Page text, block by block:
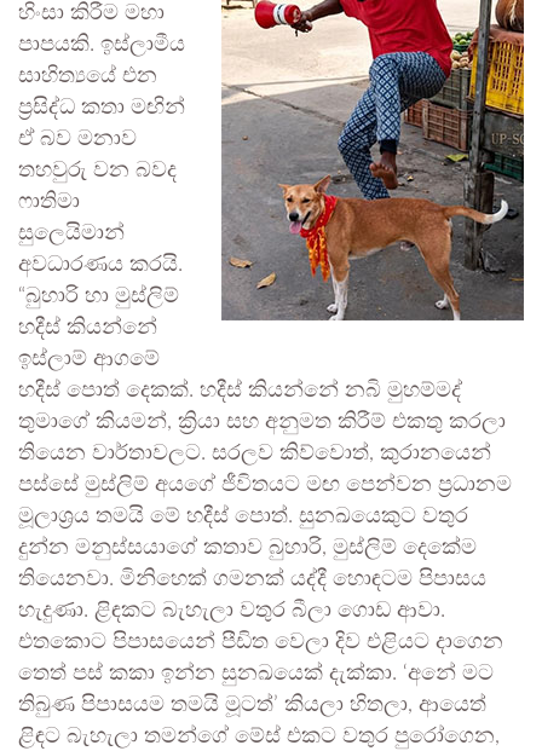
හිංසා කිරීම මහා
පාපයකි. ඉස්ලාමීය
සාහිත්‍යයේ එන
ප්‍රසිද්ධ කතා මඟින්
ඒ බව මනාව
තහවුරු වන බවද
ෆාතිමා
සුලෙයිමාන්
අවධාරණය කරයි.
“බුහාරි හා මුස්ලිම්
හදීස් කියන්නේ
ඉස්ලාම් ආගමේ
හදීස් පොත් දෙකක්. හදීස් කියන්නේ නබි මුහම්මද්
තුමාගේ කියමන්, ක්‍රියා සහ අනුමත කිරීම් එකතු කරලා
තියෙන වාර්තාවලට. සරලව කිව්වොත්, කුරානයෙන්
පස්සේ මුස්ලිම් අයගේ ජීවිතයට මඟ පෙන්වන ප්‍රධානම
මූලාශ්‍රය තමයි මේ හදීස් පොත්. සුනඛයෙකුට වතුර
දුන්න මනුස්සයාගේ කතාව බුහාරි, මුස්ලිම් දෙකේම
තියෙනවා. මිනිහෙක් ගමනක් යද්දී හොඳටම පිපාසය
හැදුණා. ළිඳකට බැහැලා වතුර බීලා ගොඩ ආවා.
එතකොට පිපාසයෙන් පීඩිත වෙලා දිව එළියට දාගෙන
තෙත් පස් කකා ඉන්න සුනඛයෙක් දැක්කා. ‘අනේ මට
තිබුණ පිපාසයම තමයි මූටත්’ කියලා හිතලා, ආයෙත්
ළිඳට බැහැලා තමන්ගේ මේස් එකට වතුර පුරෝගෙන,